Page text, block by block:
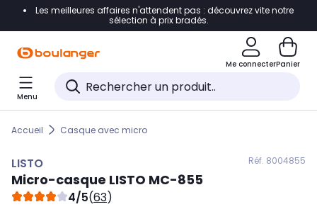
Accéder directement à la navigation
Accéder directement au pied de page
Accéder directement au chatbot
Les meilleures affaires n'attendent pas : découvrez vite notre
sélection à prix bradés.
Me connecterPanier
Menu
Accueil Casque avec micro
LISTO Réf. 8004855
Micro-casque LISTO MC-855
4/5(63)